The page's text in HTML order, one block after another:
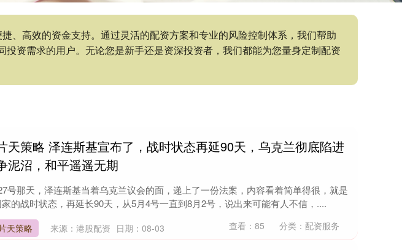
、高效的资金支持。通过灵活的配资方案和专业的风险控制体系，我们帮助
资需求的用户。无论您是新手还是资深投资者，我们都能为您量身定制配资
天策略 泽连斯基宣布了，战时状态再延90天，乌克兰彻底陷进
泥沼，和平遥遥无期
号那天，泽连斯基当着乌克兰议会的面，递上了一份法案，内容看着简单得很，就是
的战时状态，再延长90天，从5月4号一直到8月2号，说出来可能有人不信，....
天策略 来源：港股配资 日期：08-03 查看： 85 分类： 配资服务